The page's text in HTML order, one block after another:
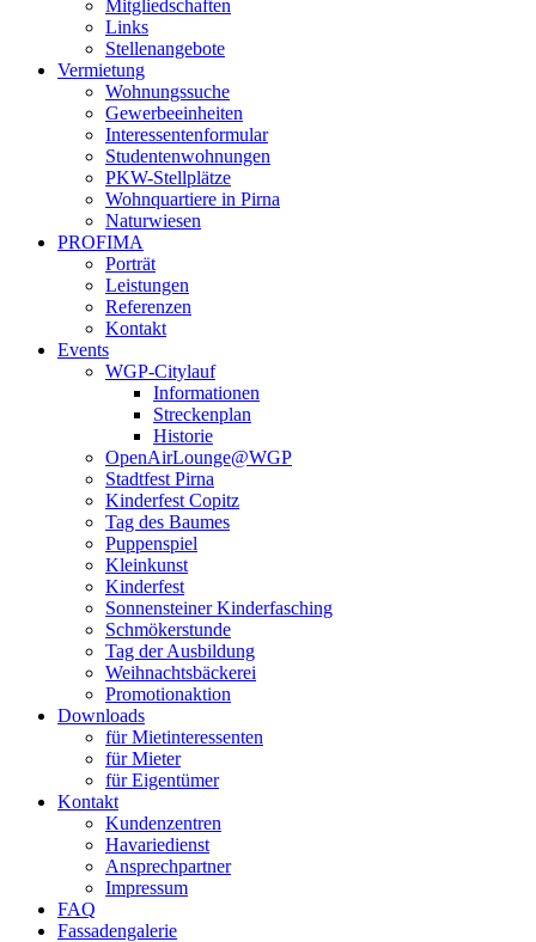
Mitgliedschaften
Links
Stellenangebote
Vermietung
Wohnungssuche
Gewerbeeinheiten
Interessentenformular
Studentenwohnungen
PKW-Stellplätze
Wohnquartiere in Pirna
Naturwiesen
PROFIMA
Porträt
Leistungen
Referenzen
Kontakt
Events
WGP-Citylauf
Informationen
Streckenplan
Historie
OpenAirLounge@WGP
Stadtfest Pirna
Kinderfest Copitz
Tag des Baumes
Puppenspiel
Kleinkunst
Kinderfest
Sonnensteiner Kinderfasching
Schmökerstunde
Tag der Ausbildung
Weihnachtsbäckerei
Promotionaktion
Downloads
für Mietinteressenten
für Mieter
für Eigentümer
Kontakt
Kundenzentren
Havariedienst
Ansprechpartner
Impressum
FAQ
Fassadengalerie